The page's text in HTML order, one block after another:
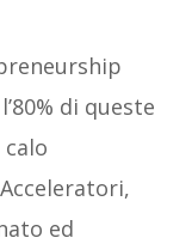
di queste
ed